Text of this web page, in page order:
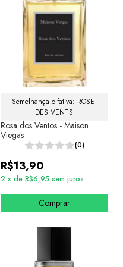
Semelhança olfativa: ROSE
DES VENTS
Rosa dos Ventos - Maison
Viegas
(0)
R$13,90
2 x de R$6,95 sem juros
Comprar